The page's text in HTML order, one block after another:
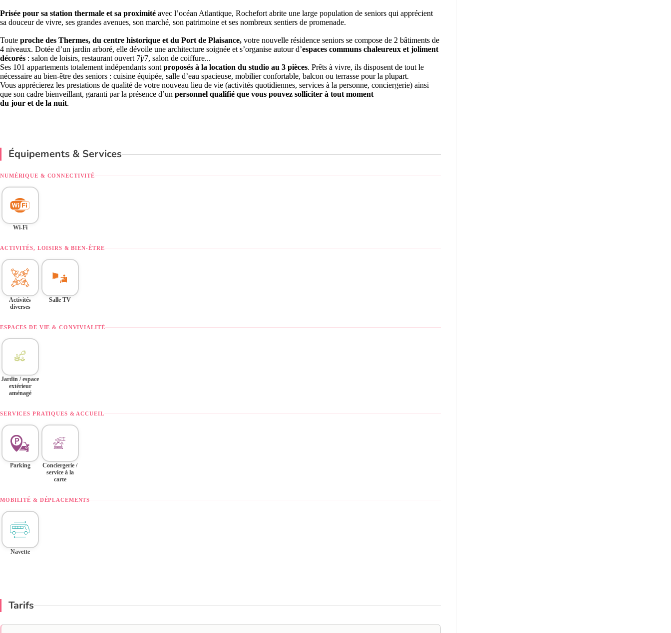
Prisée pour sa station thermale et sa proximité avec l’océan Atlantique, Rochefort abrite une large population de seniors qui apprécient
sa douceur de vivre, ses grandes avenues, son marché, son patrimoine et ses nombreux sentiers de promenade.
Toute proche des Thermes, du centre historique et du Port de Plaisance, votre nouvelle résidence seniors se compose de 2 bâtiments de
4 niveaux. Dotée d’un jardin arboré, elle dévoile une architecture soignée et s’organise autour d’espaces communs chaleureux et joliment
décorés : salon de loisirs, restaurant ouvert 7j/7, salon de coiffure...
Ses 101 appartements totalement indépendants sont proposés à la location du studio au 3 pièces. Prêts à vivre, ils disposent de tout le
nécessaire au bien-être des seniors : cuisine équipée, salle d’eau spacieuse, mobilier confortable, balcon ou terrasse pour la plupart.
Vous apprécierez les prestations de qualité de votre nouveau lieu de vie (activités quotidiennes, services à la personne, conciergerie) ainsi
que son cadre bienveillant, garanti par la présence d’un personnel qualifié que vous pouvez solliciter à tout moment
du jour et de la nuit.
Équipements & Services
NUMÉRIQUE & CONNECTIVITÉ
Wi-Fi
ACTIVITÉS, LOISIRS & BIEN-ÊTRE
Activités
diverses
Salle TV
ESPACES DE VIE & CONVIVIALITÉ
Jardin / espace
extérieur
aménagé
SERVICES PRATIQUES & ACCUEIL
Parking
Conciergerie /
service à la
carte
MOBILITÉ & DÉPLACEMENTS
Navette
Tarifs